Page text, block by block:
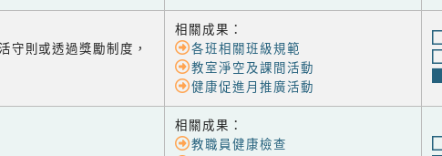
守則或透過獎勵制度，
相關成果：
各班相關班級規範
教室淨空及課間活動
健康促進月推廣活動
相關成果：
教職員健康檢查